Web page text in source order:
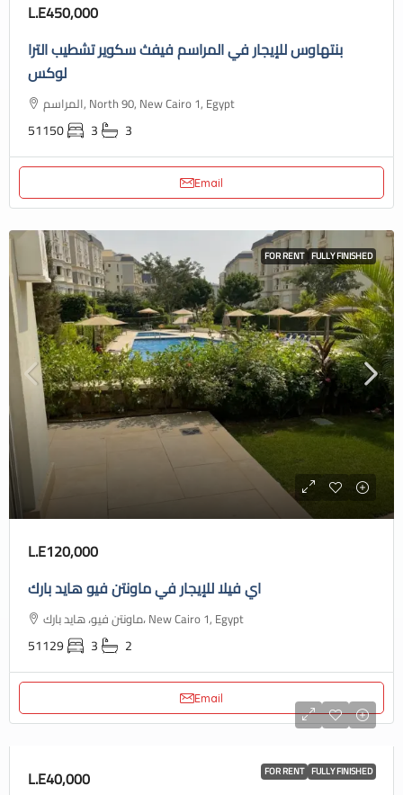
L.E450,000
بنتهاوس للإيجار في المراسم فيفث سكوير تشطيب الترا
لوكس
المراسم, North 90, New Cairo 1, Egypt
51150 3 3
Email
FOR RENT FULLY FINISHED
L.E120,000
اي فيلا للإيجار في ماونتن فيو هايد بارك
ماونتن فيو، هايد بارك، New Cairo 1, Egypt
51129 3 2
Email
FOR RENT FULLY FINISHED
L.E40,000